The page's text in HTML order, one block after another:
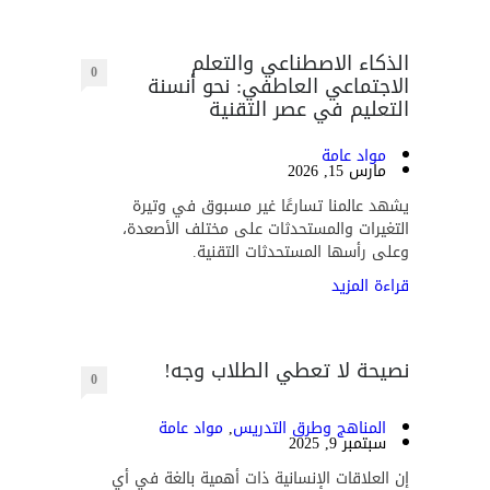
الذكاء الاصطناعي والتعلم
الاجتماعي العاطفي: نحو أنسنة
التعليم في عصر التقنية
0
مواد عامة
مارس 15, 2026
يشهد عالمنا تسارعًا غير مسبوق في وتيرة
التغيرات والمستحدثات على مختلف الأصعدة،
وعلى رأسها المستحدثات التقنية.
قراءة المزيد
نصيحة لا تعطي الطلاب وجه! 0
المناهج وطرق التدريس,مواد عامة
سبتمبر 9, 2025
إن العلاقات الإنسانية ذات أهمية بالغة في أي